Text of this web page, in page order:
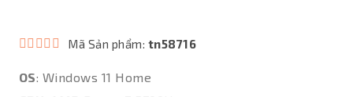
Mã Sản phẩm: tn58716
OS: Windows 11 Home